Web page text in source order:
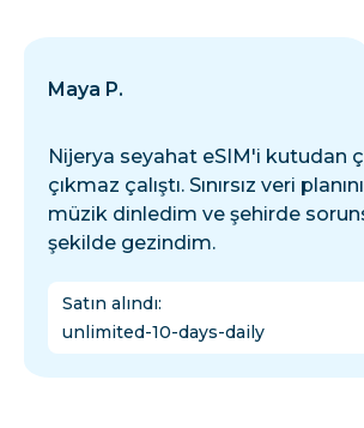
Maya P.
Nijerya seyahat eSIM'i kutudan
çıkmaz çalıştı. Sınırsız veri
müzik dinledim ve şehirde
şekilde gezindim.
Satın alındı:
unlimited-10-days-daily